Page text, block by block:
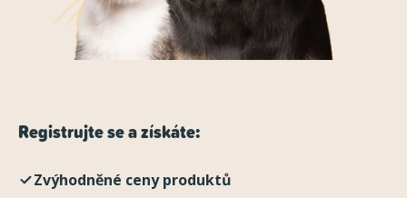
Registrujte se a získáte:
Zvýhodněné ceny produktů